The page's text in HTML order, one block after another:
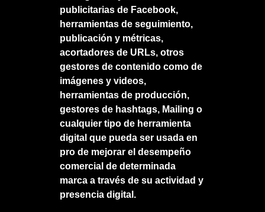
publicitarias de Facebook,
herramientas de seguimiento,
publicación y métricas,
acortadores de URLs, otros
gestores de contenido como de
imágenes y videos,
herramientas de producción,
gestores de hashtags, Mailing o
cualquier tipo de herramienta
digital que pueda ser usada en
pro de mejorar el desempeño
comercial de determinada
marca a través de su actividad y
presencia digital.